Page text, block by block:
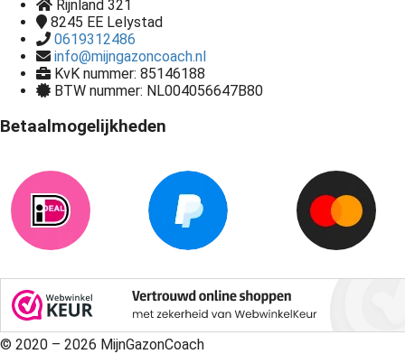
Rijnland 321
8245 EE Lelystad
0619312486
info@mijngazoncoach.nl
KvK nummer: 85146188
BTW nummer: NL004056647B80
Betaalmogelijkheden
© 2020 – 2026 MijnGazonCoach